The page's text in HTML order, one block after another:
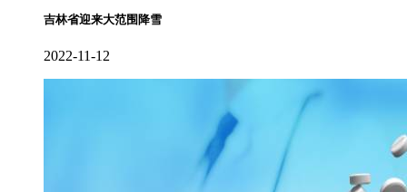
吉林省迎来大范围降雪
2022-11-12